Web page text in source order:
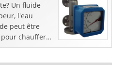
Un fluide
l'eau
peut être
pour chauffer
débitmètre à